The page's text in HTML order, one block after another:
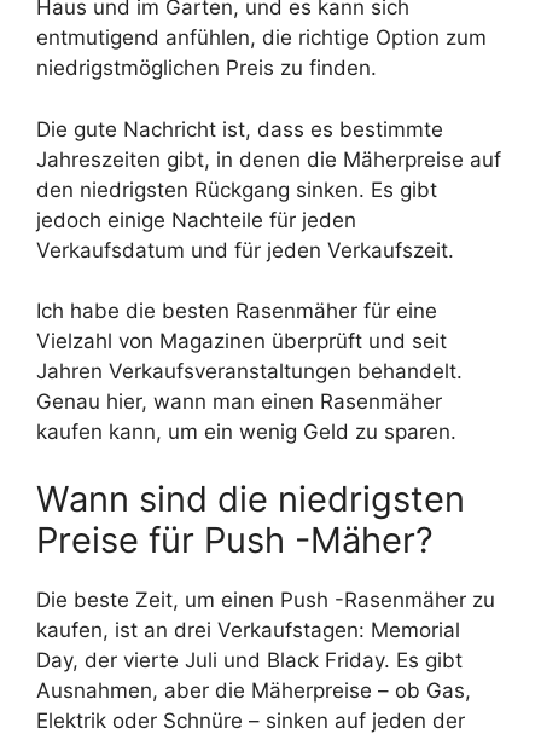
Haus und im Garten, und es kann sich
entmutigend anfühlen, die richtige Option zum
niedrigstmöglichen Preis zu finden.
Die gute Nachricht ist, dass es bestimmte
Jahreszeiten gibt, in denen die Mäherpreise auf
den niedrigsten Rückgang sinken. Es gibt
jedoch einige Nachteile für jeden
Verkaufsdatum und für jeden Verkaufszeit.
Ich habe die besten Rasenmäher für eine
Vielzahl von Magazinen überprüft und seit
Jahren Verkaufsveranstaltungen behandelt.
Genau hier, wann man einen Rasenmäher
kaufen kann, um ein wenig Geld zu sparen.
Wann sind die niedrigsten
Preise für Push -Mäher?
Die beste Zeit, um einen Push -Rasenmäher zu
kaufen, ist an drei Verkaufstagen: Memorial
Day, der vierte Juli und Black Friday. Es gibt
Ausnahmen, aber die Mäherpreise – ob Gas,
Elektrik oder Schnüre – sinken auf jeden der